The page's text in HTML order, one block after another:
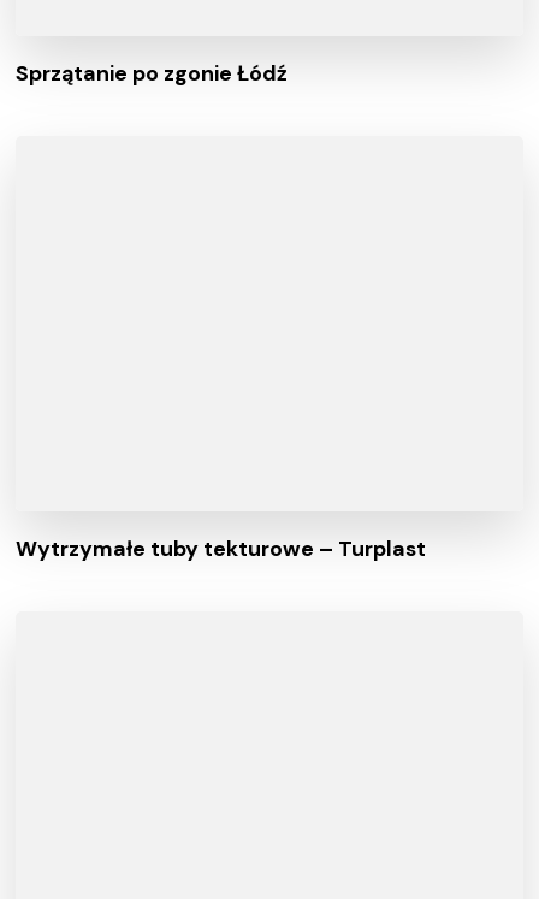
Sprzątanie po zgonie Łódź
Wytrzymałe tuby tekturowe – Turplast